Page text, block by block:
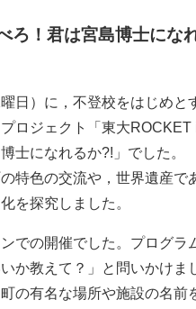
ろ！君は宮島博士にな
日）に，不登校をはじめ
ロジェクト「東大
士になれるか?!」でした。
特色の交流や，世界遺産
を探究しました。
での開催でした。プログ
か教えて？」と問いかけま
の有名な場所や施設の名